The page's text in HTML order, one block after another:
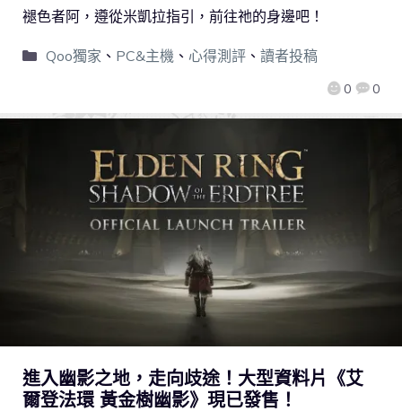
0 0
褪色者阿，遵從米凱拉指引，前往祂的身邊吧！
Qoo獨家 、 PC&主機、 心得測評、 讀者投稿
進入幽影之地，走向歧途！大型資料片《艾
爾登法環 黃金樹幽影》現已發售！